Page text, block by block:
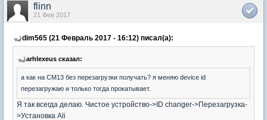
flinn
21 Фев 2017
dim565 (21 Февраль 2017 - 16:12) писал(а):
arhlexeus сказал:
а как на CM13 без перезагрузки получать? я меняю device id
перезагружаю и только тогда прокатывает.
Я так всегда делаю. Чистое устройство->ID changer->Перезагрузка-
>Установка Ali